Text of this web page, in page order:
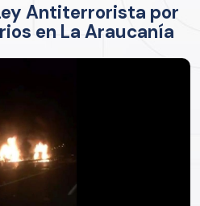
Antiterrorista por
en La Araucanía